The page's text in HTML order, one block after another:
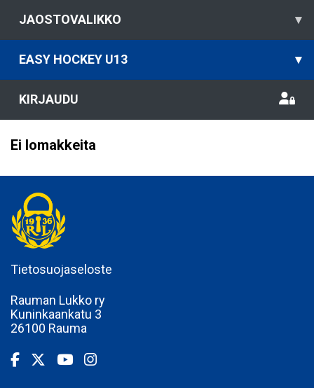
JAOSTOVALIKKO ▾
EASY HOCKEY U13 ▾
KIRJAUDU
Ei lomakkeita
Tietosuojaseloste
Rauman Lukko ry
Kuninkaankatu 3
26100 Rauma